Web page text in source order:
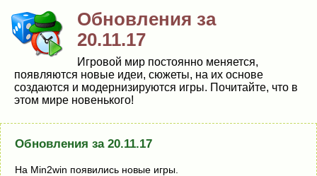
Обновления за
20.11.17
Игровой мир постоянно меняется,
появляются новые идеи, сюжеты, на их основе
создаются и модернизируются игры. Почитайте, что в
этом мире новенького!
Обновления за 20.11.17
На Min2win появились новые игры.